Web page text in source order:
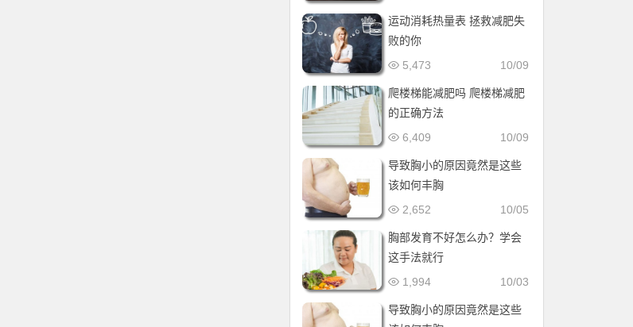
运动消耗热量表 拯救减肥失
败的你
10/09
5,473
爬楼梯能减肥吗 爬楼梯减肥
的正确方法
10/09
6,409
导致胸小的原因竟然是这些
该如何丰胸
10/05
2,652
胸部发育不好怎么办？学会
这手法就行
10/03
1,994
导致胸小的原因竟然是这些